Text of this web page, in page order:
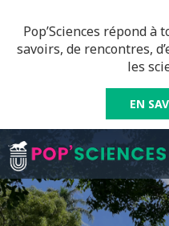
Pop’Sciences répond à
savoirs, de rencontres,
les
EN